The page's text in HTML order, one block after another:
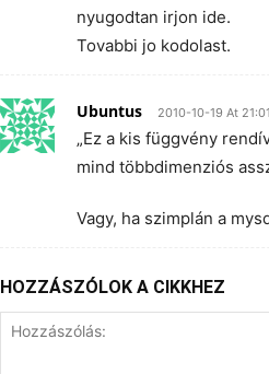
nyugodtan irjon ide.
Tovabbi jo kodolast.
Ubuntus 2010-10-19 At 21:01
„Ez a kis függvény
mind többdimenziós
Vagy, ha szimplán a
HOZZÁSZÓLOK A CIKKHEZ